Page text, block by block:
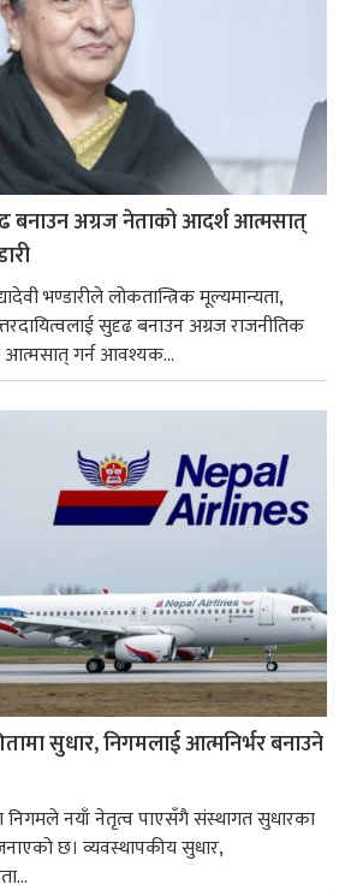
बनाउन अग्रज नेताको आदर्श आत्मसात्
भण्डारीले लोकतान्त्रिक मूल्यमान्यता,
सुदृढ बनाउन अग्रज राजनीतिक
आत्मसात् गर्न आवश्यक...
सुधार, निगमलाई आत्मनिर्भर बनाउने
निगमले नयाँ नेतृत्व पाएसँगै संस्थागत सुधारका
छ। व्यवस्थापकीय सुधार,